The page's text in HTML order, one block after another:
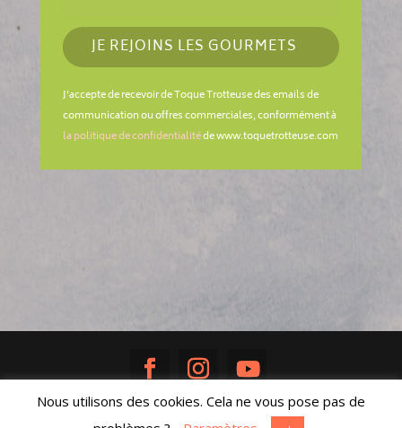
JE REJOINS LES GOURMETS
J'accepte de recevoir de Toque Trotteuse des emails de
communication ou offres commerciales, conformément à
la politique de confidentialitéde www.toquetrotteuse.com
Réalisé avec ♥ parSandra Poisson|Mentions
Nous utilisons des cookies. Cela ne vous pose pas de